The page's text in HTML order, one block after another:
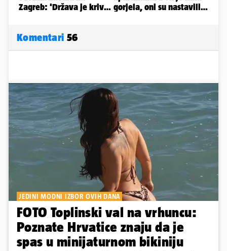
Komentari 56
JEDINI MODNI IZBOR OVIH DANA
FOTO Toplinski val na vrhuncu:
Poznate Hrvatice znaju da je
spas u minijaturnom bikiniju